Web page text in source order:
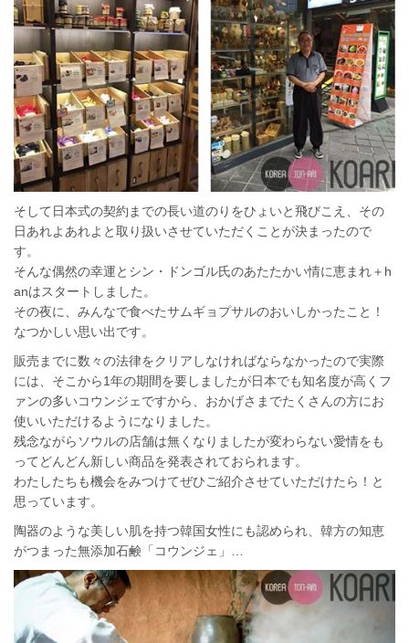
そして日本式の契約までの長い道のりをひょいと飛びこえ、その
日あれよあれよと取り扱いさせていただくことが決まったので
す。
そんな偶然の幸運とシン・ドンゴル氏のあたたかい情に恵まれ＋h
anはスタートしました。
その夜に、みんなで食べたサムギョプサルのおいしかったこと！
なつかしい思い出です。
販売までに数々の法律をクリアしなければならなかったので実際
には、そこから1年の期間を要しましたが日本でも知名度が高くフ
ァンの多いコウンジェですから、おかげさまでたくさんの方にお
使いいただけるようになりました。
残念ながらソウルの店舗は無くなりましたが変わらない愛情をも
ってどんどん新しい商品を発表されておられます。
わたしたちも機会をみつけてぜひご紹介させていただけたら！と
思っています。
陶器のような美しい肌を持つ韓国女性にも認められ、韓方の知恵
がつまった無添加石鹸「コウンジェ」…